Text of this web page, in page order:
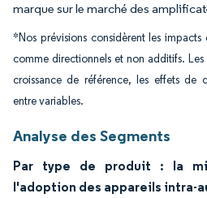
marque sur le marché des
*Nos prévisions considèrent les
comme directionnels et non additifs.
croissance de référence, les effets de
entre variables.
Analyse des Segments
Par type de produit : la
l'adoption des appareils intra-